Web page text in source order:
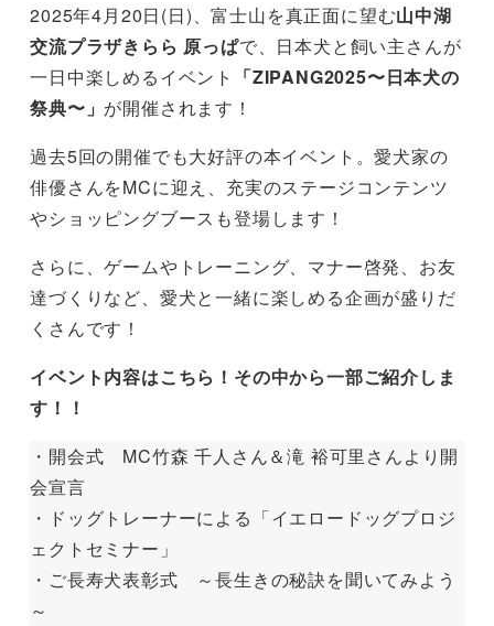
2025年4月20日(日)、富士山を真正面に望む山中湖
交流プラザきらら 原っぱで、日本犬と飼い主さんが
一日中楽しめるイベント
「ZIPANG2025〜日本犬の
祭典〜」 が開催されます！
過去5回の開催でも大好評の本イベント。愛犬家の
俳優さんをMCに迎え、充実のステージコンテンツ
やショッピングブースも登場します！
さらに、ゲームやトレーニング、マナー啓発、お友
達づくりなど、愛犬と一緒に楽しめる企画が盛りだ
くさんです！
イベント内容はこちら！その中から一部ご紹介しま
す！！
・開会式 MC竹森 千人さん＆滝 裕可里さんより開
会宣言
・ドッグトレーナーによる「イエロードッグプロジ
ェクトセミナー」
・ご長寿犬表彰式 ～長生きの秘訣を聞いてみよう
～